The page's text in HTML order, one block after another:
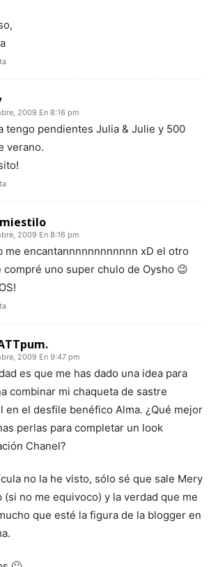
2009 En 8:16 pm
tengo pendientes Julia & Julie y 500
verano.
2009 En 8:16 pm
me encantannnnnnnnnnnn xD el otro
compré uno super chulo de Oysho 😉
2009 En 9:47 pm
es que me has dado una idea para
combinar mi chaqueta de sastre
en el desfile benéfico Alma. ¿Qué mejor
perlas para completar un look
Chanel?
no la he visto, sólo sé que sale Mery
(si no me equivoco) y la verdad que me
que esté la figura de la blogger en